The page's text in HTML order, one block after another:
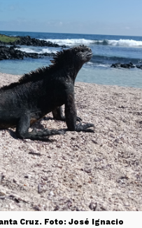
Cruz. Foto: José Ignacio